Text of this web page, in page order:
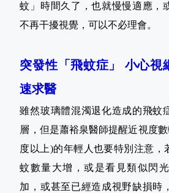
蚊」時間久了，也就慢慢適應，
不再干擾視覺，可以不必理會。
突發性「飛蚊症」 小心視
速求醫
雖然玻璃體混濁退化造成的飛蚊
層，但是蕭裕泉醫師提醒近視度
度以上)的年輕人也要特別注意，
蚊數量大增，或是看見類似閃
加，或甚至已經造成視野缺損時